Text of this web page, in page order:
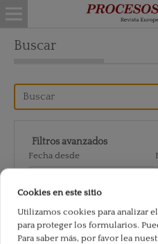
Buscar
Filtros avanzados
Fecha desde
Cookies en este sitio
Utilizamos cookies para analizar
para proteger los formularios.
Para saber más, por favor lea